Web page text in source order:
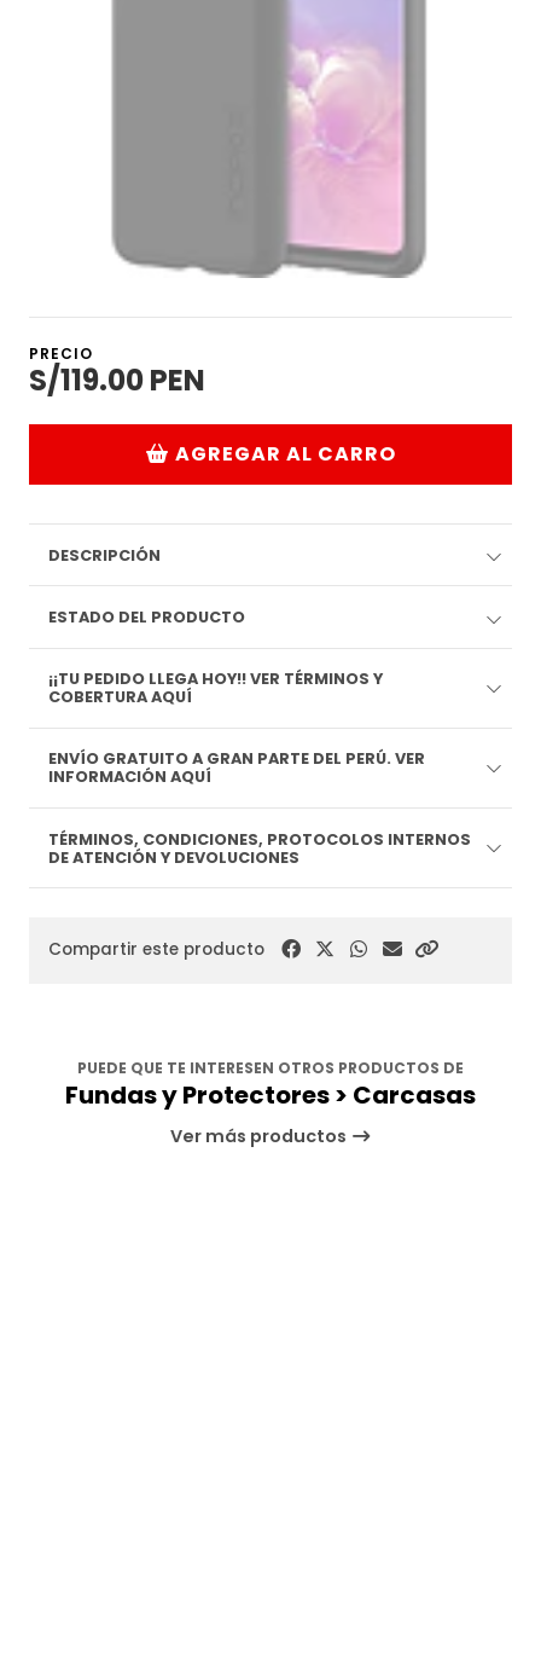
PRECIO
S/119.00 PEN
AGREGAR AL CARRO
DESCRIPCIÓN
ESTADO DEL PRODUCTO
¡¡TU PEDIDO LLEGA HOY!! VER TÉRMINOS Y
COBERTURA AQUÍ
ENVÍO GRATUITO A GRAN PARTE DEL PERÚ. VER
INFORMACIÓN AQUÍ
TÉRMINOS, CONDICIONES, PROTOCOLOS INTERNOS
DE ATENCIÓN Y DEVOLUCIONES
Compartir este producto
PUEDE QUE TE INTERESEN OTROS PRODUCTOS DE
Fundas y Protectores > Carcasas
Ver más productos